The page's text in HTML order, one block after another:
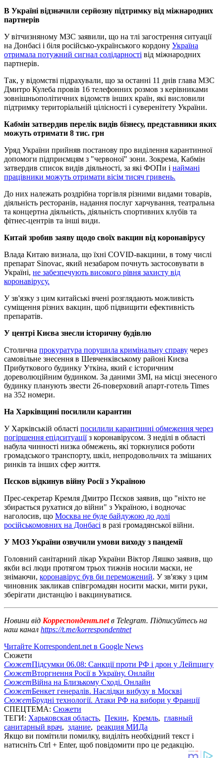
В Україні відзначили серйозну підтримку від міжнародних
партнерів
У вітчизняному МЗС заявили, що на тлі загострення ситуації
на Донбасі і біля російсько-українського кордону Україна
отримала потужний сигнал солідарності від міжнародних
партнерів.
Так, у відомстві підрахували, що за останні 11 днів глава МЗС
Дмитро Кулеба провів 16 телефонних розмов з керівниками
зовнішньополітичних відомств інших країн, які висловили
підтримку територіальній цілісності і суверенітету України.
Кабмін затвердив перелік видів бізнесу, представники яких
можуть отримати 8 тис. грн
Уряд України прийняв постанову про виділення карантинної
допомоги підприємцям з "червоної" зони. Зокрема, Кабмін
затвердив список видів діяльності, за які ФОПи і наймані
працівники можуть отримати вісім тисяч гривень.
До них належать роздрібна торгівля різними видами товарів,
діяльність ресторанів, надання послуг харчування, театральна
та концертна діяльність, діяльність спортивних клубів та
фітнес-центрів та інші види.
Китай зробив заяву щодо своїх вакцин від коронавірусу
Влада Китаю визнала, що їхні COVID-вакцини, в тому числі
препарат Sinovac, який незабаром почнуть застосовувати в
Україні, не забезпечують високого рівня захисту від
коронавірусу.
У зв'язку з цим китайські вчені розглядають можливість
суміщення різних вакцин, щоб підвищити ефективність
препаратів.
У центрі Києва знесли історичну будівлю
Столична прокуратура порушила кримінальну справу через
самовільне знесення в Шевченківському районі Києва
Прибуткового будинку Уткіна, який є історичним
дореволюційним будинком. За даними ЗМІ, на місці знесеного
будинку планують звести 26-поверховий апарт-готель Times
на 352 номери.
На Харківщині посилили карантин
У Харківській області посилили карантинні обмеження через
погіршення епідситуаціїз коронавірусом. З неділі в області
набула чинності низка обмежень, які торкнулися роботи
громадського транспорту, шкіл, непродовольчих та змішаних
ринків та інших сфер життя.
Пєсков відкинув війну Росії з Україною
Прес-секретар Кремля Дмитро Пєсков заявив, що "ніхто не
збирається рухатися до війни" з Україною, і водночас
наголосив, що Москва не буде байдужою до долі
російськомовних на Донбасі в разі громадянської війни.
У МОЗ України озвучили умови виходу з пандемії
Головний санітарний лікар України Віктор Ляшко заявив, що
якби всі люди протягом трьох тижнів носили маски, не
знімаючи, коронавірус був би переможений. У зв'язку з цим
чиновник закликав співгромадян носити маски, мити руки,
зберігати дистанцію і вакцинуватися.
Новини від Корреспондент.netв Telegram. Підписуйтесь на
наш канал https://t.me/korrespondentnet
Читайте Korrespondent.net в Google News
Сюжети
СюжетПідсумки 06.08: Санкції проти РФ і дрон у Лейпцигу
СюжетВторгнення Росії в Україну. Онлайн
СюжетВійна на Близькому Сході. Онлайн
СюжетБенкет генералів. Наслідки вибуху в Москві
СюжетБрудні технології. Атаки РФ на вибори у Франції
СПЕЦТЕМА: Сюжети
ТЕГИ: Харьковская область, Пекин, Кремль, главный
санитарный врач, здание, реакция МИДа
Якщо ви помітили помилку, виділіть необхідний текст і
натисніть Ctrl + Enter, щоб повідомити про це редакцію.